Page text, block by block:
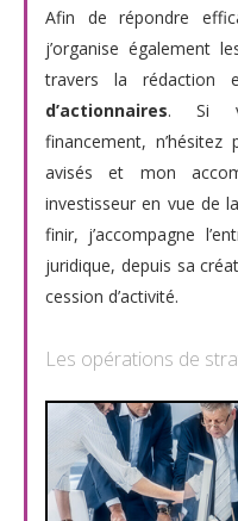
Afin de répondre
j’organise également
travers la rédaction
d’actionnaires. Si
financement,
avisés et mon
investisseur en vue de
finir, j’accompagne
juridique, depuis sa
cession d’activité.
Les opérations de